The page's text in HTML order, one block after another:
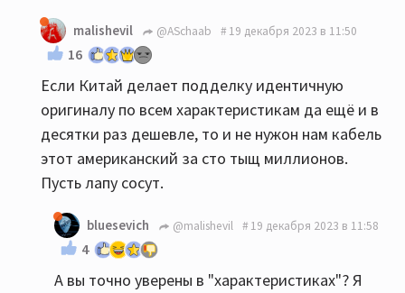
malishevil @ASchaab 19 декабря 2023 в 11:50
16
Если Китай делает подделку идентичную
оригиналу по всем характеристикам да ещё и в
десятки раз дешевле, то и не нужон нам кабель
этот американский за сто тыщ миллионов.
Пусть лапу сосут.
bluesevich @malishevil 19 декабря 2023 в 11:58
4
А вы точно уверены в "характеристиках"? Я